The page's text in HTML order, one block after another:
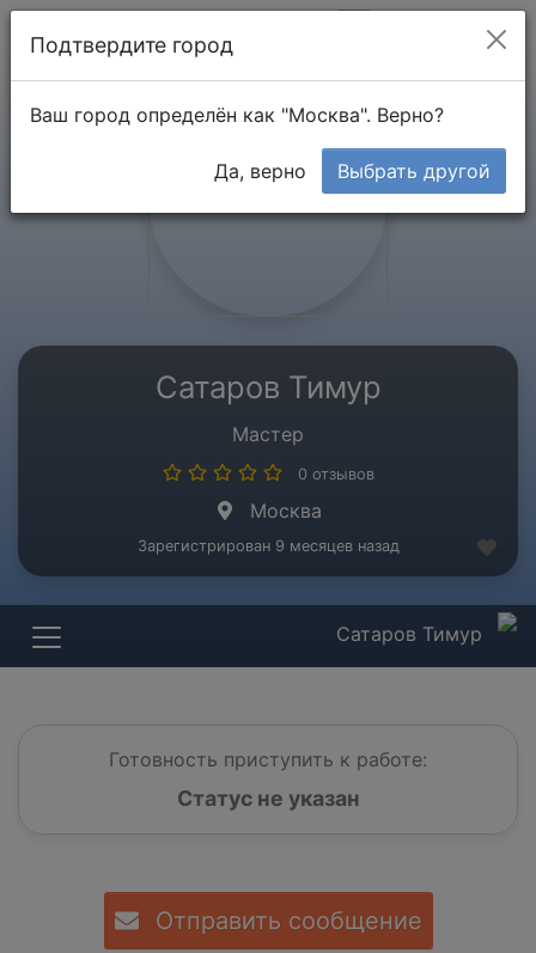
Сатаров Тимур
Мастер
0 отзывов
Москва
Зарегистрирован 9 месяцев назад
Сатаров Тимур
Готовность приступить к работе:
Статус не указан
Отправить сообщение
Подтвердите город
Ваш город определён как "Москва". Верно?
Да, верно Выбрать другой